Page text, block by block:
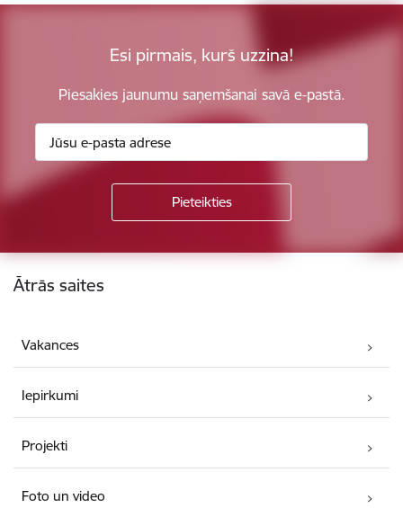
Esi pirmais, kurš uzzina!
Piesakies jaunumu saņemšanai savā e-pastā.
Kājene
Ātrās saites
Vakances
Iepirkumi
Projekti
Foto un video